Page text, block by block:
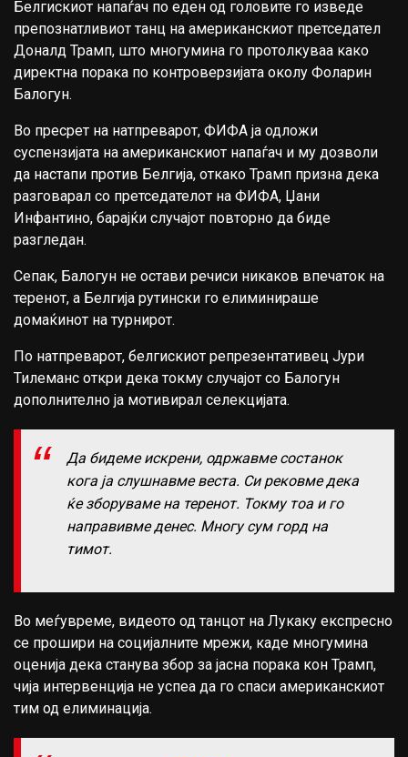
Белгискиот напаѓач по еден од головите го изведе
препознатливиот танц на американскиот претседател
Доналд Трамп, што многумина го протолкуваа како
директна порака по контроверзијата околу Фоларин
Балогун.
Во пресрет на натпреварот, ФИФА ја одложи
суспензијата на американскиот напаѓач и му дозволи
да настапи против Белгија, откако Трамп призна дека
разговарал со претседателот на ФИФА, Џани
Инфантино, барајќи случајот повторно да биде
разгледан.
Сепак, Балогун не остави речиси никаков впечаток на
теренот, а Белгија рутински го елиминираше
домаќинот на турнирот.
По натпреварот, белгискиот репрезентативец Јури
Тилеманс откри дека токму случајот со Балогун
дополнително ја мотивирал селекцијата.
Да бидеме искрени, одржавме состанок
кога ја слушнавме веста. Си рековме дека
ќе зборуваме на теренот. Токму тоа и го
направивме денес. Многу сум горд на
тимот.
Во меѓувреме, видеото од танцот на Лукаку експресно
се прошири на социјалните мрежи, каде многумина
оценија дека станува збор за јасна порака кон Трамп,
чија интервенција не успеа да го спаси американскиот
тим од елиминација.